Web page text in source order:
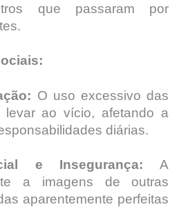
que passaram por
O uso excessivo das
levar ao vício, afetando a
diárias.
e Insegurança: A
a imagens de outras
aparentemente perfeitas